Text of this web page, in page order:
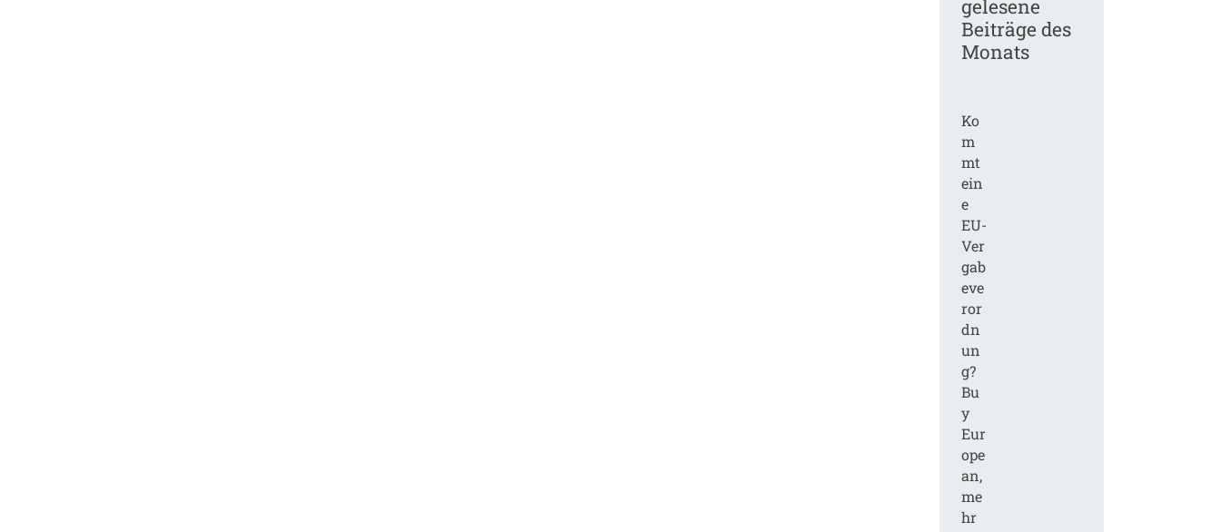
gelesene
Beiträge des
Monats
Ko
m
mt
ein
e
EU-
Ver
gab
eve
ror
dn
un
g?
Bu
y
Eur
ope
an,
me
hr